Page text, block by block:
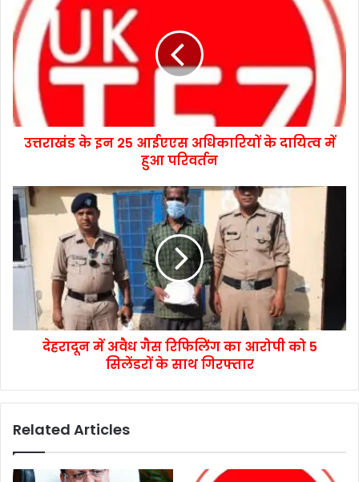
उत्तराखंड के इन 25 आईएएस अधिकारियों के दायित्व में
हुआ परिवर्तन
देहरादून में अवैध गैस रिफिलिंग का आरोपी को 5
सिलेंडरों के साथ गिरफ्तार
Related Articles